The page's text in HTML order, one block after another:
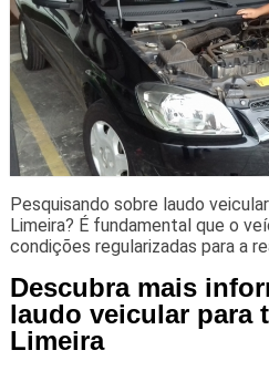
Pesquisando sobre laudo
Limeira? É fundamental que o
condições regularizadas para a
Descubra mais
laudo veicular para
Limeira